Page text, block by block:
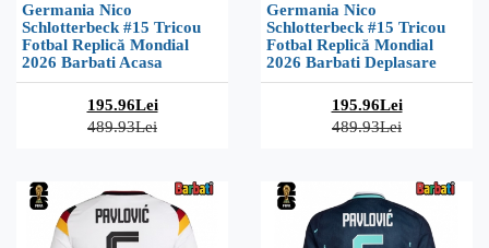
Germania Nico
Schlotterbeck #15 Tricou
Fotbal Replică Mondial
2026 Barbati Acasa
195.96Lei
489.93Lei
Germania Nico
Schlotterbeck #15 Tricou
Fotbal Replică Mondial
2026 Barbati Deplasare
195.96Lei
489.93Lei